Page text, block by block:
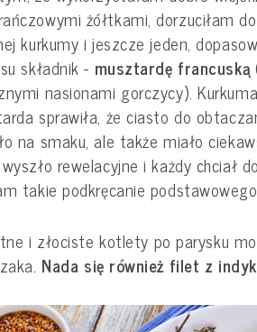
żółtkami, dorzuciłam
kurkumy i jeszcze jeden,
składnik - musztardę francuską
nasionami gorczycy).
sprawiła, że ciasto do
na smaku, ale także miało
rewelacyjne i każdy chciał
takie podkręcanie
i złociste kotlety po parysku
Nada się również filet z